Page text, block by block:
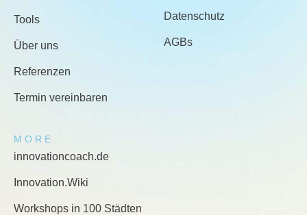
Tools
Über uns
Referenzen
Termin vereinbaren
Datenschutz
AGBs
MORE
innovationcoach.de
Innovation.Wiki
Workshops in 100 Städten